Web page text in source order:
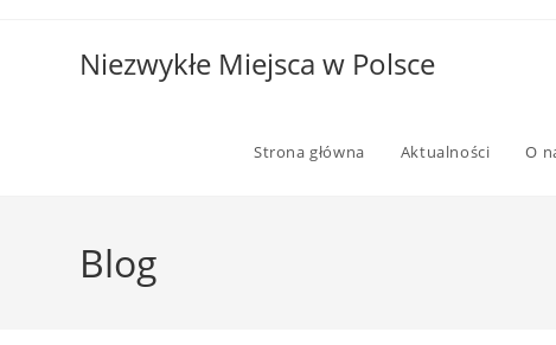
Niezwykłe Miejsca w Polsce
Strona główna Aktualności O
Blog